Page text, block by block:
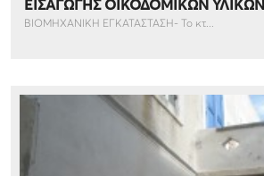
ΕΙΣΑΓΩΓΗΣ ΟΙΚΟΔΟΜΙΚΩΝ ΥΛΙΚΩΝ
ΒΙΟΜΗΧΑΝΙΚΗ ΕΓΚΑΤΑΣΤΑΣΗ- Το κτ...